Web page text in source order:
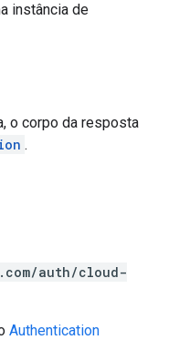
instância de
o corpo da resposta
.
auth/cloud-
Authentication